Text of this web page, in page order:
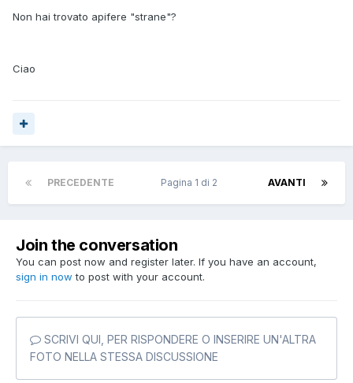
Non hai trovato apifere "strane"?
Ciao
PRECEDENTE AVANTI
Pagina 1 di 2
Join the conversation
You can post now and register later. If you have an account,
sign in now to post with your account.
SCRIVI QUI, PER RISPONDERE O INSERIRE UN'ALTRA
FOTO NELLA STESSA DISCUSSIONE